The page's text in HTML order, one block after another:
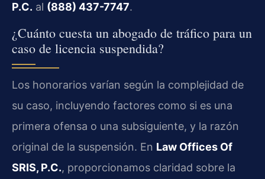
P.C. al (888) 437-7747.
¿Cuánto cuesta un abogado de tráfico para un
caso de licencia suspendida?
Los honorarios varían según la complejidad de
su caso, incluyendo factores como si es una
primera ofensa o una subsiguiente, y la razón
original de la suspensión. En Law Offices Of
SRIS, P.C., proporcionamos claridad sobre la